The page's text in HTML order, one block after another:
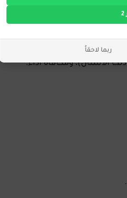
الأسنان)، ومكافأة أداء.
ربما لاحقاً